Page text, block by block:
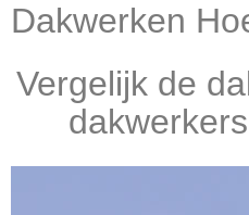
Dakwerken
Vergelijk de